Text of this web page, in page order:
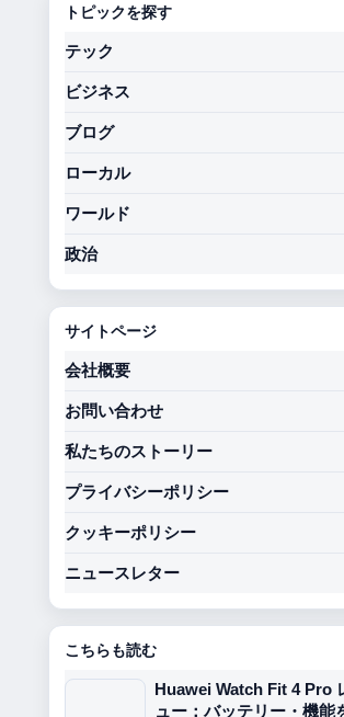
トピックを探す
テック
ビジネス
ブログ
ローカル
ワールド
政治
サイトページ
会社概要
お問い合わせ
私たちのストーリー
プライバシーポリシー
クッキーポリシー
ニュースレター
こちらも読む
Huawei Watch Fit 4 Pro
ュー：バッテリー・機能